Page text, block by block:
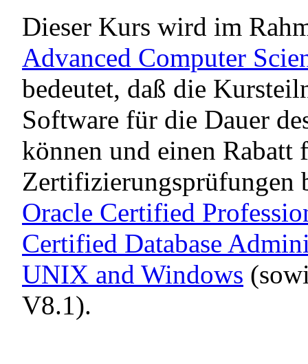
Dieser Kurs wird im
Advanced Computer
bedeutet, daß die
Software für die Dauer
können und einen Rabatt
Zertifizierungsprüfungen
Oracle Certified
Certified Database
UNIX and Windows
V8.1).